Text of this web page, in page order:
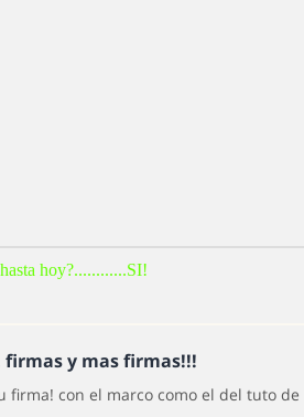
hoy?............SI!
firmas y mas firmas!!!
firma! con el marco como el del tuto